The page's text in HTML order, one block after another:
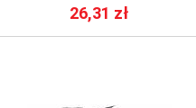
26,31 zł